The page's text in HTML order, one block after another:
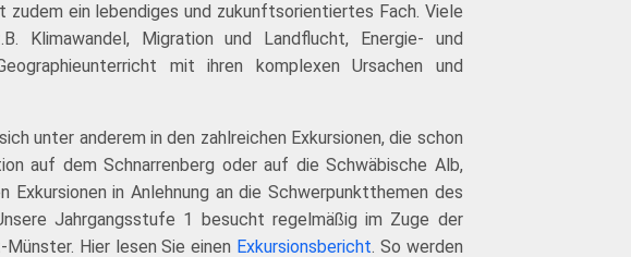
ein lebendiges und zukunftsorientiertes Fach. Viele
Klimawandel, Migration und Landflucht, Energie- und
mit ihren komplexen Ursachen und
unter anderem in den zahlreichen Exkursionen, die schon
auf dem Schnarrenberg oder auf die Schwäbische Alb,
in Anlehnung an die Schwerpunktthemen des
Jahrgangsstufe 1 besucht regelmäßig im Zuge der
Hier lesen Sie einen Exkursionsbericht. So werden